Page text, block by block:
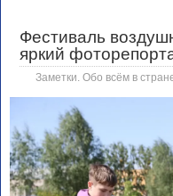
Фестиваль
яркий
Заметки. Обо всём в